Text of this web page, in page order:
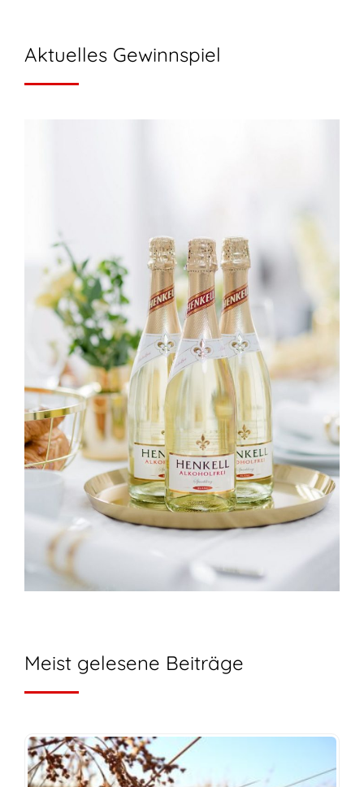
Aktuelles Gewinnspiel
Meist gelesene Beiträge